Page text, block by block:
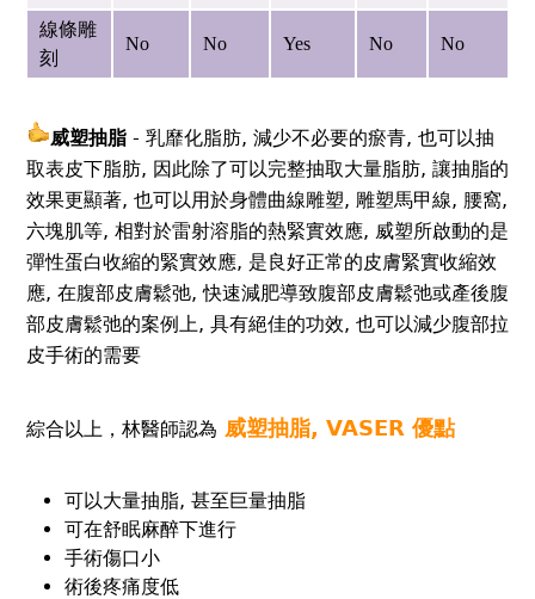
線條雕
刻
No No Yes No No
威塑抽脂 - 乳靡化脂肪, 減少不必要的瘀青, 也可以抽
取表皮下脂肪, 因此除了可以完整抽取大量脂肪, 讓抽脂的
效果更顯著, 也可以用於身體曲線雕塑, 雕塑馬甲線, 腰窩,
六塊肌等, 相對於雷射溶脂的熱緊實效應, 威塑所啟動的是
彈性蛋白收縮的緊實效應, 是良好正常的皮膚緊實收縮效
應, 在腹部皮膚鬆弛, 快速減肥導致腹部皮膚鬆弛或產後腹
部皮膚鬆弛的案例上, 具有絕佳的功效, 也可以減少腹部拉
皮手術的需要
綜合以上，林醫師認為 威塑抽脂, VASER 優點
可以大量抽脂, 甚至巨量抽脂
可在舒眠麻醉下進行
手術傷口小
術後疼痛度低